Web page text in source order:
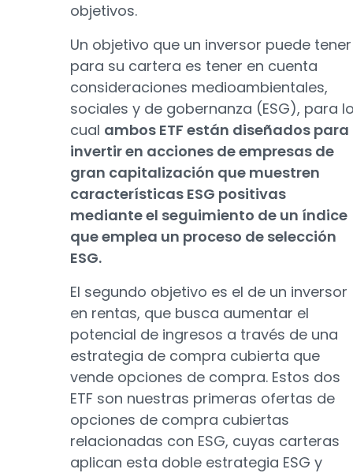
objetivos.
Un objetivo que un inversor puede tener
para su cartera es tener en cuenta
consideraciones medioambientales,
sociales y de gobernanza (ESG), para
cual ambos ETF están diseñados para
invertir en acciones de empresas de
gran capitalización que muestren
características ESG positivas
mediante el seguimiento de un índice
que emplea un proceso de selección
ESG.
El segundo objetivo es el de un inversor
en rentas, que busca aumentar el
potencial de ingresos a través de una
estrategia de compra cubierta que
vende opciones de compra. Estos dos
ETF son nuestras primeras ofertas de
opciones de compra cubiertas
relacionadas con ESG, cuyas carteras
aplican esta doble estrategia ESG y